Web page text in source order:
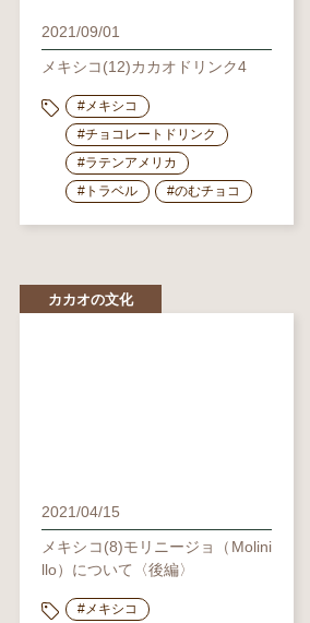
2021/09/01
メキシコ(12)カカオドリンク4
#メキシコ
#チョコレートドリンク
#ラテンアメリカ
#トラベル
#のむチョコ
カカオの文化
2021/04/15
メキシコ(8)モリニージョ（Molini
llo）について〈後編〉
#メキシコ